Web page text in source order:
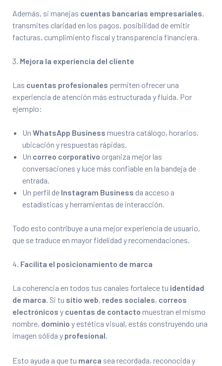
Además, si manejas cuentas bancarias empresariales,
transmites claridad en los pagos, posibilidad de emitir
facturas, cumplimiento fiscal y transparencia financiera.
Mejora la experiencia del cliente
Las cuentas profesionales permiten ofrecer una
experiencia de atención más estructurada y fluida. Por
ejemplo:
Un WhatsApp Business muestra catálogo, horarios,
ubicación y respuestas rápidas.
Un correo corporativo organiza mejor las
conversaciones y luce más confiable en la bandeja de
entrada.
Un perfil de Instagram Business da acceso a
estadísticas y herramientas de interacción.
Todo esto contribuye a una mejor experiencia de usuario,
que se traduce en mayor fidelidad y recomendaciones.
Facilita el posicionamiento de marca
La coherencia en todos tus canales fortalece tu identidad
de marca. Si tu sitio web, redes sociales, correos
electrónicos y cuentas de contacto muestran el mismo
nombre, dominio y estética visual, estás construyendo una
imagen sólida y profesional.
Esto ayuda a que tu marca sea recordada, reconocida y